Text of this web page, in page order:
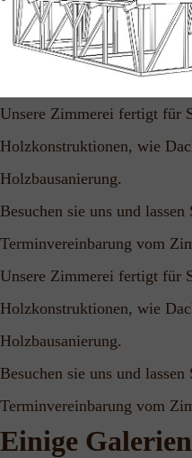
Unsere Zimmerei fertigt für
Holzkonstruktionen, wie
Holzbausanierung.
Besuchen sie uns und lassen
Terminvereinbarung vom
Unsere Zimmerei fertigt für
Holzkonstruktionen, wie
Holzbausanierung.
Besuchen sie uns und lassen
Terminvereinbarung vom
Einige Galerien